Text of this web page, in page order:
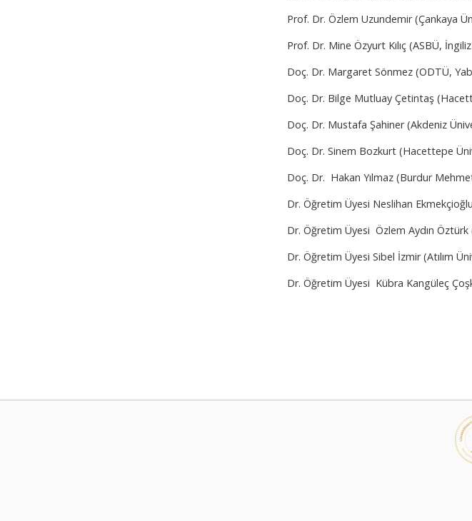
Prof. Dr. Özlem Uzundemir (Çankaya
Prof. Dr. Mine Özyurt Kılıç (ASBÜ,
Doç. Dr. Margaret Sönmez (ODTÜ,
Doç. Dr. Bilge Mutluay Çetintaş
Doç. Dr. Mustafa Şahiner (Akdeniz
Doç. Dr. Sinem Bozkurt (Hacettepe
Doç. Dr. Hakan Yılmaz (Burdur
Dr. Öğretim Üyesi Neslihan
Dr. Öğretim Üyesi Özlem Aydın
Dr. Öğretim Üyesi Sibel İzmir (Atılım
Dr. Öğretim Üyesi Kübra Kangüleç